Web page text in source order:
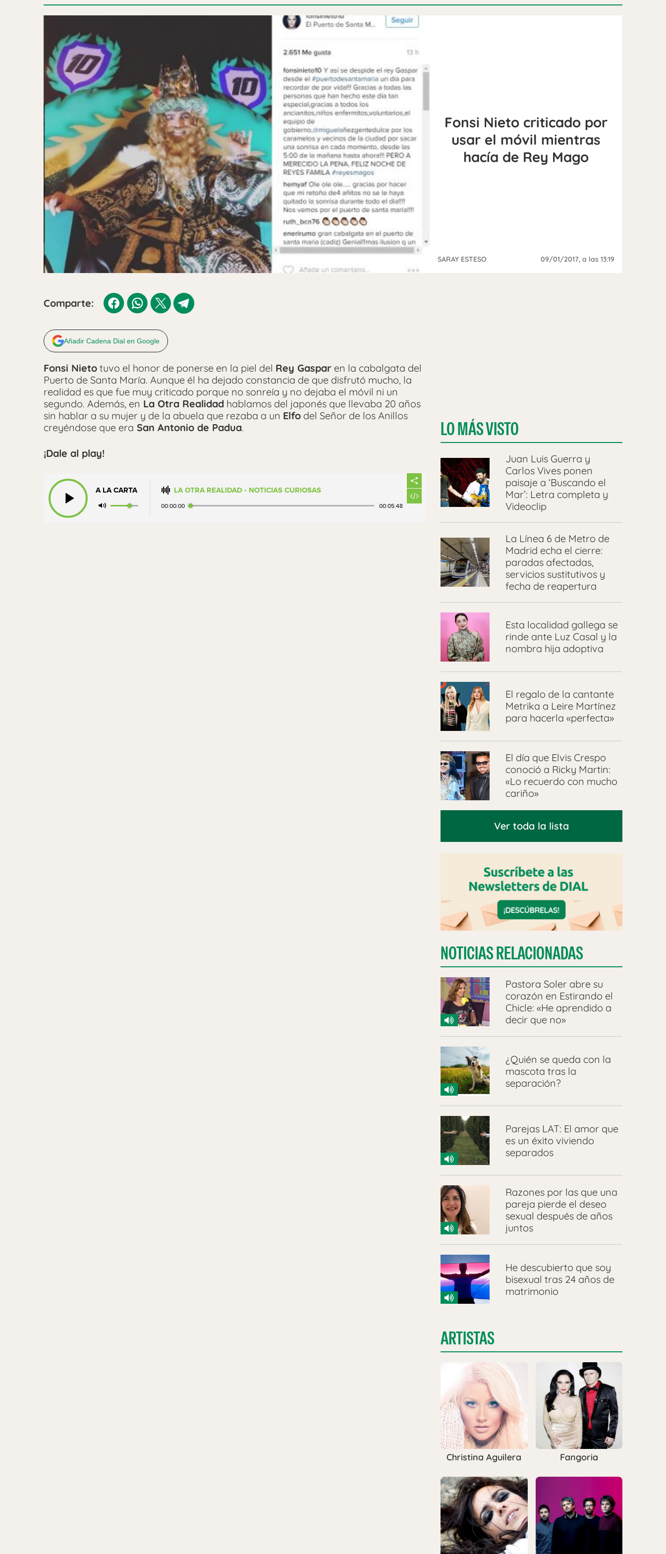
Fonsi Nieto criticado por
usar el móvil mientras
hacía de Rey Mago
SARAY ESTESO 09/01/2017, a las 13:19
Comparte:
Añadir Cadena Dial en Google
Fonsi Nieto tuvo el honor de ponerse en la piel del Rey Gaspar en la cabalgata del
Puerto de Santa María. Aunque él ha dejado constancia de que disfrutó mucho, la
realidad es que fue muy criticado porque no sonreía y no dejaba el móvil ni un
segundo. Además, en La Otra Realidad hablamos del japonés que llevaba 20 años
sin hablar a su mujer y de la abuela que rezaba a un Elfo del Señor de los Anillos
creyéndose que era San Antonio de Padua.
¡Dale al play!
A LA CARTA LA OTRA REALIDAD - NOTICIAS CURIOSAS
00:00:00 00:05:48
LO MÁS VISTO
Juan Luis Guerra y
Carlos Vives ponen
paisaje a ‘Buscando el
Mar’: Letra completa y
Videoclip
La Línea 6 de Metro de
Madrid echa el cierre:
paradas afectadas,
servicios sustitutivos y
fecha de reapertura
Esta localidad gallega se
rinde ante Luz Casal y la
nombra hija adoptiva
El regalo de la cantante
Metrika a Leire Martínez
para hacerla «perfecta»
El día que Elvis Crespo
conoció a Ricky Martin:
«Lo recuerdo con mucho
cariño»
Ver toda la lista
NOTICIAS RELACIONADAS
Pastora Soler abre su
corazón en Estirando el
Chicle: «He aprendido a
decir que no»
¿Quién se queda con la
mascota tras la
separación?
Parejas LAT: El amor que
es un éxito viviendo
separados
Razones por las que una
pareja pierde el deseo
sexual después de años
juntos
He descubierto que soy
bisexual tras 24 años de
matrimonio
ARTISTAS
Christina Aguilera Fangoria